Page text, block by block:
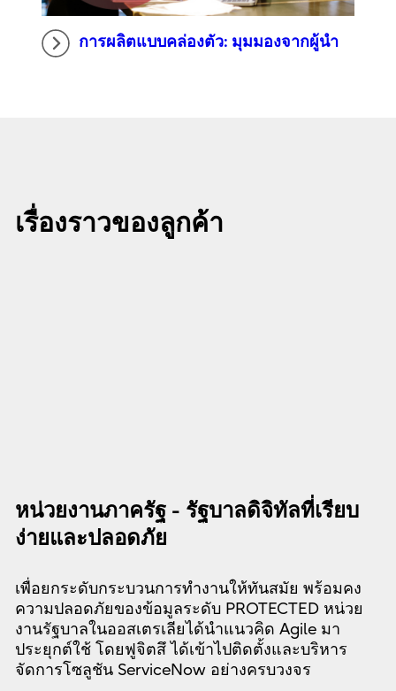
การผลิตแบบคล่องตัว: มุมมองจากผู้นำ
เรื่องราวของลูกค้า
หน่วยงานภาครัฐ - รัฐบาลดิจิทัลที่เรียบ
ง่ายและปลอดภัย
เพื่อยกระดับกระบวนการทำงานให้ทันสมัย พร้อมคง
ความปลอดภัยของข้อมูลระดับ PROTECTED หน่วย
งานรัฐบาลในออสเตรเลียได้นำแนวคิด Agile มา
ประยุกต์ใช้ โดยฟูจิตสึ ได้เข้าไปติดตั้งและบริหาร
จัดการโซลูชัน ServiceNow อย่างครบวงจร